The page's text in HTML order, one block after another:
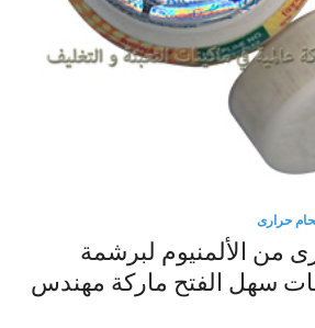
حرارى
من الألمنيوم لبرشمة
سهل الفتح ماركة مهندس